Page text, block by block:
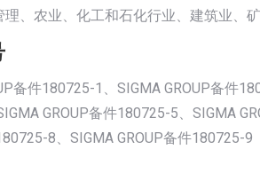
理、农业、化工和石化行业、建筑业、
备件180725-1、SIGMA GROUP备件
GROUP备件180725-5、SIGMA
8、SIGMA GROUP备件180725-9